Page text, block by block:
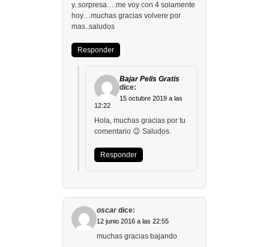
y..sorpresa….me voy con 4 solamente
hoy…muchas gracias volvere por
mas..saludos
Responder
Bajar Pelis Gratis
dice:
15 octubre 2019 a las
12:22
Hola, muchas gracias por tu
comentario 😉 Saludos.
Responder
oscar dice:
12 junio 2016 a las 22:55
muchas gracias bajando